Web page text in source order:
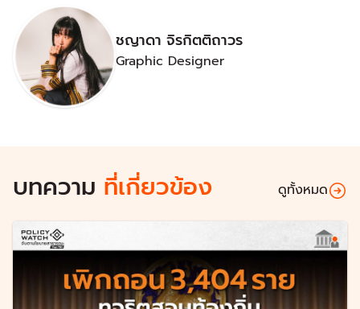
ชญาดา จิรกิตติถาวร
Graphic Designer
บทความ ที่เกี่ยวข้อง ดูทั้งหมด